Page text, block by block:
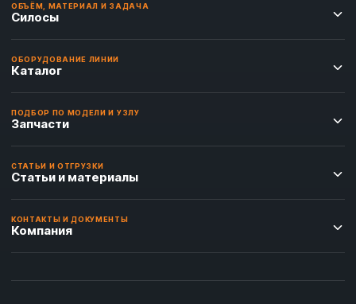
ОБЪЁМ, МАТЕРИАЛ И ЗАДАЧА
Силосы
ОБОРУДОВАНИЕ ЛИНИИ
Каталог
ПОДБОР ПО МОДЕЛИ И УЗЛУ
Запчасти
СТАТЬИ И ОТГРУЗКИ
Статьи и материалы
КОНТАКТЫ И ДОКУМЕНТЫ
Компания